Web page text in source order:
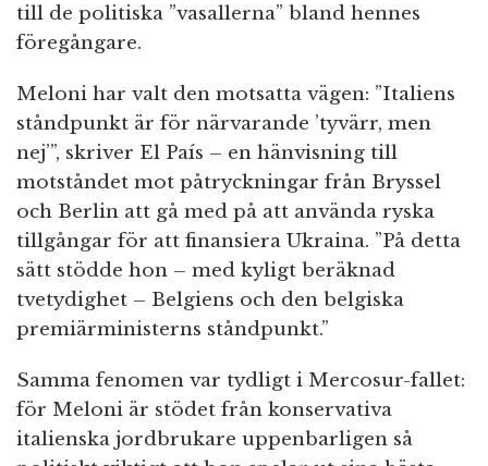
till de politiska ”vasallerna” bland hennes
föregångare.
Meloni har valt den motsatta vägen: ”Italiens
ståndpunkt är för närvarande ’tyvärr, men
nej’”, skriver El País – en hänvisning till
motståndet mot påtryckningar från Bryssel
och Berlin att gå med på att använda ryska
tillgångar för att finansiera Ukraina. ”På detta
sätt stödde hon – med kyligt beräknad
tvetydighet – Belgiens och den belgiska
premiärministerns ståndpunkt.”
Samma fenomen var tydligt i Mercosur-fallet:
för Meloni är stödet från konservativa
italienska jordbrukare uppenbarligen så